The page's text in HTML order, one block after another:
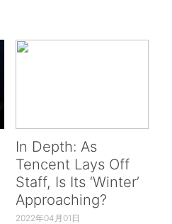
In Depth: As
Tencent Lays Off
Staff, Is Its ‘Winter’
Approaching?
2022年04月01日